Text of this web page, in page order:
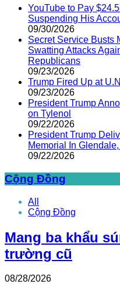
YouTube to Pay
Suspending His
09/30/2026
Secret Service Busts
Swatting Attacks
Republicans
09/23/2026
Trump Fired Up at
09/23/2026
President Trump
on Tylenol
09/22/2026
President Trump
Memorial In
09/22/2026
Cộng Đồng
All
Cộng Đồng
Mang ba khẩu
trường cũ
08/28/2026